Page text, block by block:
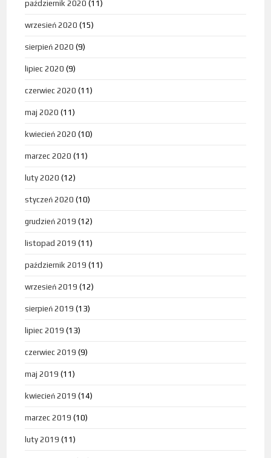
październik 2020 (11)
wrzesień 2020 (15)
sierpień 2020 (9)
lipiec 2020 (9)
czerwiec 2020 (11)
maj 2020 (11)
kwiecień 2020 (10)
marzec 2020 (11)
luty 2020 (12)
styczeń 2020 (10)
grudzień 2019 (12)
listopad 2019 (11)
październik 2019 (11)
wrzesień 2019 (12)
sierpień 2019 (13)
lipiec 2019 (13)
czerwiec 2019 (9)
maj 2019 (11)
kwiecień 2019 (14)
marzec 2019 (10)
luty 2019 (11)